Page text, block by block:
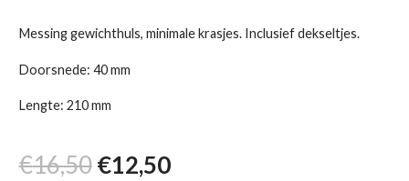
Messing gewichthuls, minimale krasjes. Inclusief dekseltjes.
Doorsnede: 40 mm
Lengte: 210 mm
€16,50Oorspronkelijke
€12,50Huidige